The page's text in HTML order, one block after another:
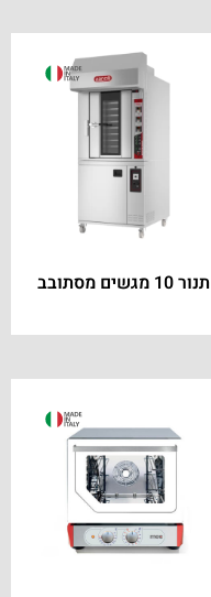
תנור 10 מגשים מסתובב